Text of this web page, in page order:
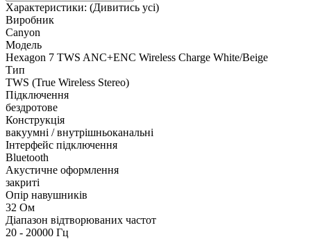
Характеристики: (Дивитись усі)
Виробник
Canyon
Модель
Hexagon 7 TWS ANC+ENC Wireless Charge White/Beige
Тип
TWS (True Wireless Stereo)
Підключення
бездротове
Конструкція
вакуумні / внутрішньоканальні
Інтерфейс підключення
Bluetooth
Акустичне оформлення
закриті
Опір навушників
32 Ом
Діапазон відтворюваних частот
20 - 20000 Гц